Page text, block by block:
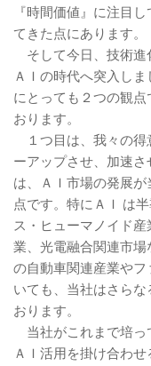
『時間価値』に注目
てきた点にあります。
そして今日、技術進
ＡＩの時代へ突入し
にとっても２つの観
おります。
１つ目は、我々の得
ーアップさせ、加速
は、ＡＩ市場の発展
点です。特にＡＩ は
ス・ヒューマノイド
業、光電融合関連市
の自動車関連産業や
いても、当社はさら
おります。
当社がこれまで培っ
ＡＩ活用を掛け合わ